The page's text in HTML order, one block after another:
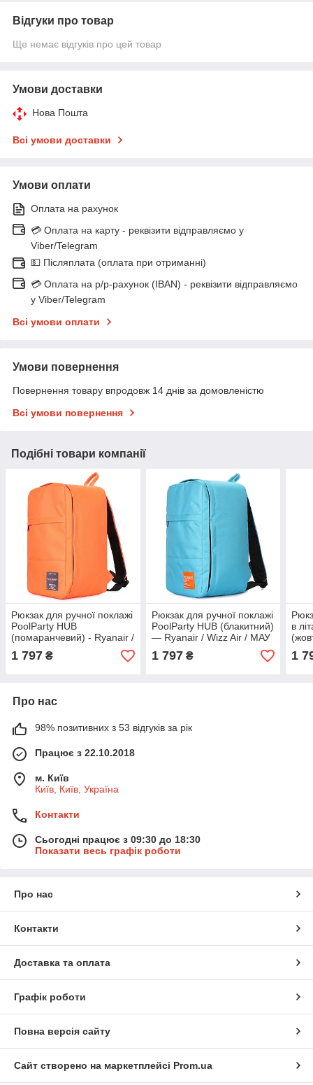
Відгуки про товар
Ще немає відгуків про цей товар
Умови доставки
Нова Пошта
Всі умови доставки
Умови оплати
Оплата на рахунок
💳 Оплата на карту - реквізити відправляємо у
Viber/Telegram
💵 Післяплата (оплата при отриманні)
💳 Оплата на р/р-рахунок (IBAN) - реквізити відправляємо
у Viber/Telegram
Всі умови оплати
Умови повернення
Повернення товару впродовж 14 днів за домовленістю
Всі умови повернення
Подібні товари компанії
Рюкзак для ручної поклажі
PoolParty HUB
(помаранчевий) - Ryanair /
Wizz Air / МАУ
1 797 ₴
Рюкзак для ручної поклажі
PoolParty HUB (блакитний)
— Ryanair / Wizz Air / МАУ
1 797₴
в
Air
1
Про нас
98% позитивних з 53 відгуків за рік
Працює з 22.10.2018
м. Київ
Київ, Київ, Україна
Контакти
Сьогодні працює з 09:30 до 18:30
Показати весь графік роботи
Про нас
Контакти
Доставка та оплата
Графік роботи
Повна версія сайту
Сайт створено на маркетплейсі Prom.ua